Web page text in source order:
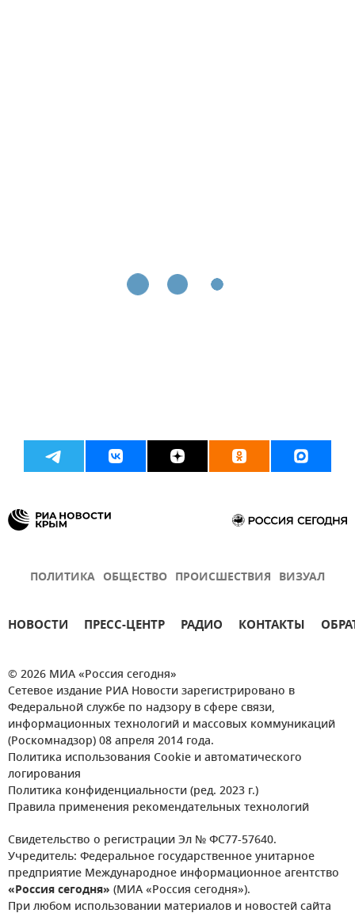
ПОЛИТИКА ОБЩЕСТВО ПРОИСШЕСТВИЯ ВИЗУАЛ
НОВОСТИ ПРЕСС-ЦЕНТР РАДИО КОНТАКТЫ
© 2026 МИА «Россия сегодня»
Сетевое издание РИА Новости зарегистрировано в
Федеральной службе по надзору в сфере связи,
информационных технологий и массовых коммуникаций
(Роскомнадзор) 08 апреля 2014 года.
Политика использования Cookie и автоматического
логирования
Политика конфиденциальности (ред. 2023 г.)
Правила применения рекомендательных технологий
Свидетельство о регистрации Эл № ФС77-57640.
Учредитель: Федеральное государственное унитарное
предприятие Международное информационное агентство
«Россия сегодня» (МИА «Россия сегодня»).
При любом использовании материалов и новостей сайта